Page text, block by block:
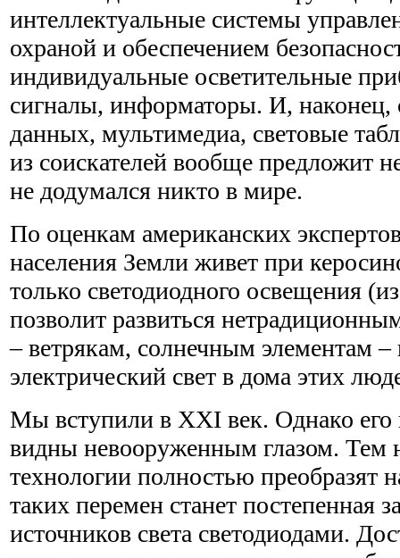
интеллектуальные системы
охраной и обеспечением
индивидуальные осветительные
сигналы, информаторы. И, наконец,
данных, мультимедиа, световые
из соискателей вообще предложит
не додумался никто в мире.
По оценкам американских
населения Земли живет при
только светодиодного освещения
позволит развиться
– ветрякам, солнечным элементам –
электрический свет в дома этих
Мы вступили в XXI век. Однако его
видны невооруженным глазом. Тем
технологии полностью преобразят
таких перемен станет постепенная
источников света светодиодами.